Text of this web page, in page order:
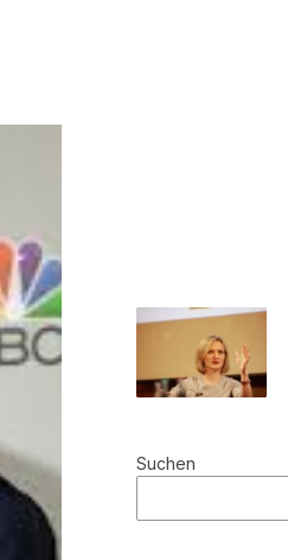
Suchen